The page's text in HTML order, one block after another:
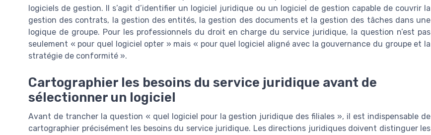
logiciels de gestion. Il s’agit d’identifier un logiciel juridique ou un logiciel de gestion capable de couvrir la
gestion des contrats, la gestion des entités, la gestion des documents et la gestion des tâches dans une
logique de groupe. Pour les professionnels du droit en charge du service juridique, la question n’est pas
seulement « pour quel logiciel opter » mais « pour quel logiciel aligné avec la gouvernance du groupe et la
stratégie de conformité ».
Cartographier les besoins du service juridique avant de
sélectionner un logiciel
Avant de trancher la question « quel logiciel pour la gestion juridique des filiales », il est indispensable de
cartographier précisément les besoins du service juridique. Les directions juridiques doivent distinguer les